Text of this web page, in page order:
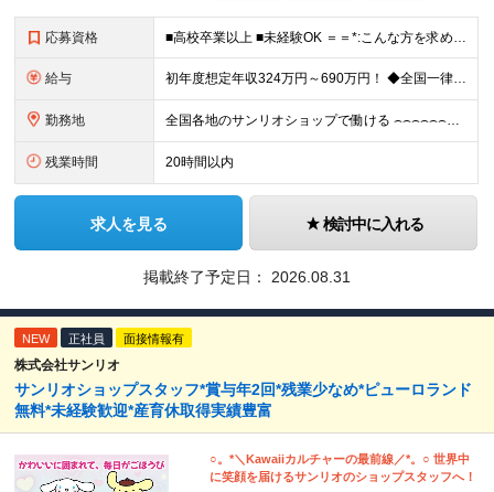
応募資格 ■高校卒業以上 ■未経験OK ＝＝*:こんな方を求めています！:*＝＝ ・サンリオが好き・可愛いものが好き （「実は最近のキャラクターには詳しくない…」という方も、入社後に少しずつ覚えていければ大丈
給与 初年度想定年収324万円～690万円！ ◆全国一律 月給230,000円～＋賞与＋通勤手当＋役職手当＋時間外手当 《手当充実！》 ＊昇給/年1回 ＊賞与/年2回（7月/12月） ＊通勤手当：交通費
勤務地 全国各地のサンリオショップで働ける ⌢⌢⌢⌢⌢⌢⌢⌢⌢⌢⌢⌢⌢⌢⌢⌢⌢⌢・.☆ ★詳細の勤務地はご本人の希望と面接を通じて決定いたします。 ＼以下の募集店舗は特に積極採用中！！／ ＜東京＞ ◎SA
残業時間 20時間以内
求人を見る 検討中に入れる
掲載終了予定日： 2026.08.31
NEW 正社員 面接情報有
株式会社サンリオ
サンリオショップスタッフ*賞与年2回*残業少なめ*ピューロランド
無料*未経験歓迎*産育休取得実績豊富
○。*＼Kawaiiカルチャーの最前線／*。○ 世界中
に笑顔を届けるサンリオのショップスタッフへ！